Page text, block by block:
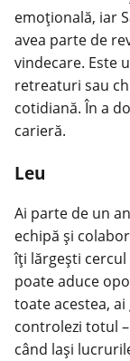
emoțională, iar
avea parte de
vindecare. Este
retreaturi sau
cotidiană. În a
carieră.
Leu
Ai parte de un
echipă și
îți lărgești
poate aduce
toate acestea,
controlezi totul
când lași